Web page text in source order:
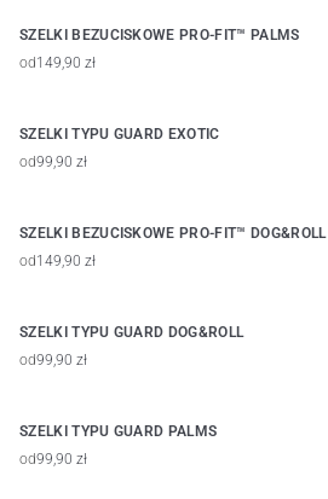
SZELKI BEZUCISKOWE PRO-FIT™ PALMS
od149,90 zł
SZELKI TYPU GUARD EXOTIC
od99,90 zł
SZELKI BEZUCISKOWE PRO-FIT™ DOG&ROLL
od149,90 zł
SZELKI TYPU GUARD DOG&ROLL
od99,90 zł
SZELKI TYPU GUARD PALMS
od99,90 zł